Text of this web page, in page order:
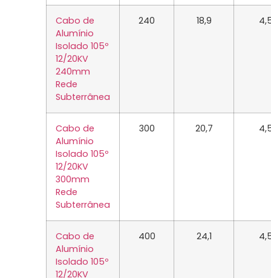
Cabo de
Alumínio
Isolado 105º
12/20KV
240mm
Rede
Subterrânea
240 18,9
Cabo de
Alumínio
Isolado 105º
12/20KV
300mm
Rede
Subterrânea
300 20,7
Cabo de
Alumínio
Isolado 105º
12/20KV
400 24,1